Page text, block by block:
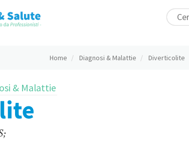
Home Diagnosi & Malattie Diverticolite
& Malattie